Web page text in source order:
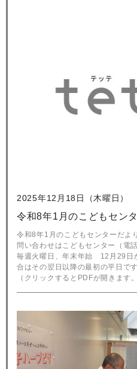
2025年12月18日（木曜日）
令和8年1月のこどもセン
令和8年1月のこどもセンターだよ
問い合わせはこどもセンター（電
毎週火曜日、年末年始 12月29
合はその翌日以降の最初の平日で
（クリックするとPDFが開きます